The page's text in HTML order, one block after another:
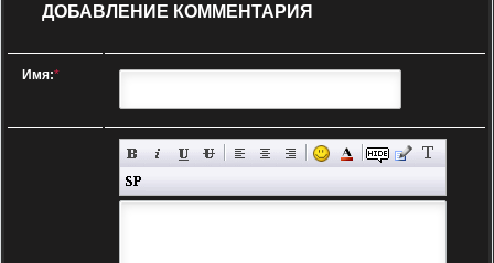
ДОБАВЛЕНИЕ КОММЕНТАРИЯ
Имя:*